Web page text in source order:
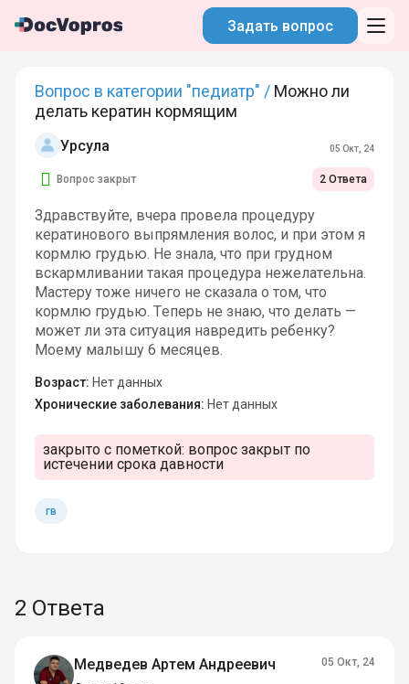
Задать вопрос
Вопрос в категории "педиатр" / Можно ли
делать кератин кормящим
Урсула 05 Окт, 24
Вопрос закрыт 2 Ответа
Здравствуйте, вчера провела процедуру
кератинового выпрямления волос, и при этом я
кормлю грудью. Не знала, что при грудном
вскармливании такая процедура нежелательна.
Мастеру тоже ничего не сказала о том, что
кормлю грудью. Теперь не знаю, что делать —
может ли эта ситуация навредить ребенку?
Моему малышу 6 месяцев.
Возраст: Нет данных
Хронические заболевания: Нет данных
закрыто с пометкой: вопрос закрыт по
истечении срока давности
гв
2 Ответа
Медведев Артем Андреевич 05 Окт, 24